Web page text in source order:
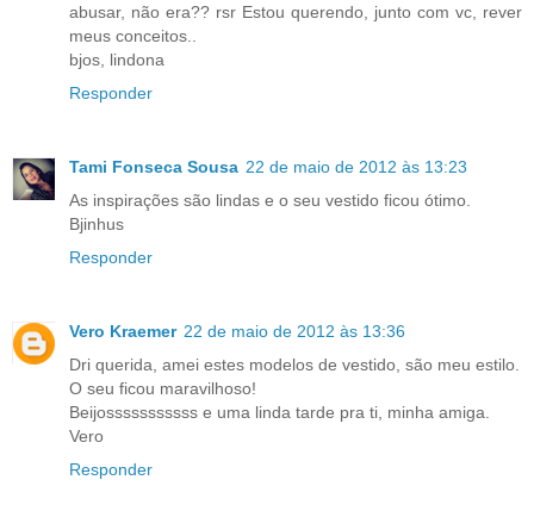
abusar, não era?? rsr Estou querendo, junto com vc, rever
meus conceitos..
bjos, lindona
Responder
Tami Fonseca Sousa 22 de maio de 2012 às 13:23
As inspirações são lindas e o seu vestido ficou ótimo.
Bjinhus
Responder
Vero Kraemer 22 de maio de 2012 às 13:36
Dri querida, amei estes modelos de vestido, são meu estilo.
O seu ficou maravilhoso!
Beijosssssssssss e uma linda tarde pra ti, minha amiga.
Vero
Responder